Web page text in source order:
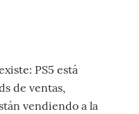
PS5 está
de ventas,
vendiendo a la